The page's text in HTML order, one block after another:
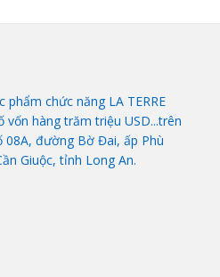
chức năng LA TERRE
vốn hàng trăm triệu USD...trên
08A, đường Bờ Đai, ấp Phù
Giuộc, tỉnh Long An.